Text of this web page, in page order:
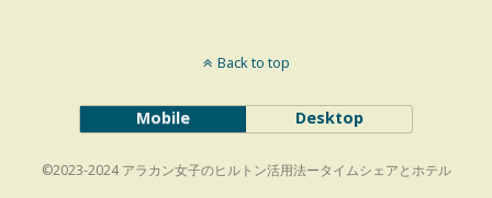
Back to top
Mobile Desktop
©2023-2024 アラカン女子のヒルトン活用法ータイムシェアとホテル